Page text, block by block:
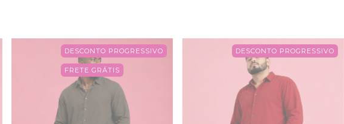
DESCONTO PROGRESSIVO
FRETE GRÁTIS
DESCONTO PROGRESSIVO